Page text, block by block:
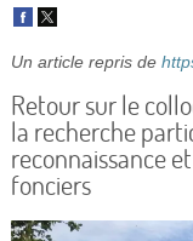
Un article repris de
Retour sur le
la recherche
reconnaissance
fonciers